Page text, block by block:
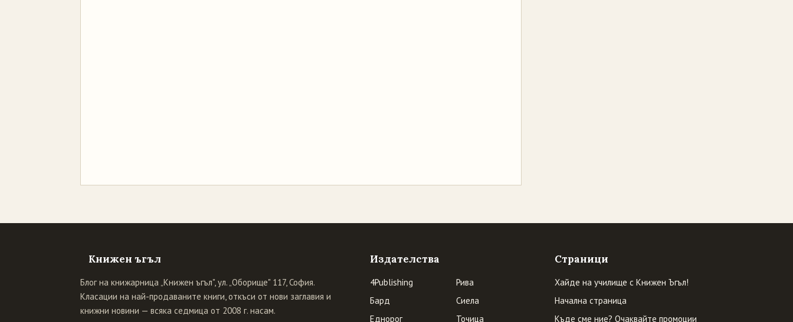
Книжен ъгъл
Блог на книжарница „Книжен ъгъл", ул. „Оборище" 117, София.
Класации на най-продаваните книги, откъси от нови заглавия и
книжни новини — всяка седмица от 2008 г. насам.
Издателства
4Publishing
Бард
Еднорог
Рива
Сиела
Точица
Страници
Хайде на училище с Книжен Ъгъл!
Начална страница
Къде сме ние? Очаквайте промоции